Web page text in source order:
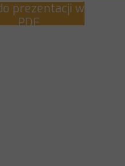
prezentacji w
PDF